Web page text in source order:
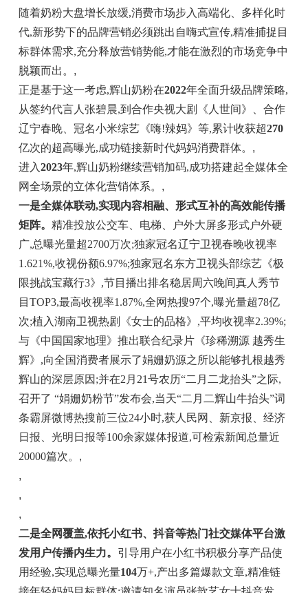
随着奶粉大盘增长放缓,消费市场步入高端化、多样化时
代,新形势下的品牌营销必须跳出自嗨式宣传,精准捕捉目
标群体需求,充分释放营销势能,才能在激烈的市场竞争中
脱颖而出。 ,
正是基于这一考虑,辉山奶粉在2022年全面升级品牌策略,
从签约代言人张碧晨,到合作央视大剧《人世间》、合作
辽宁春晚、冠名小米综艺《嗨!辣妈》等,累计收获超270
亿次的超高曝光,成功链接新时代妈妈消费群体。 ,
进入2023年,辉山奶粉继续营销加码,成功搭建起全媒体全
网全场景的立体化营销体系。 ,
一是全媒体联动,实现内容相融、形式互补的高效能传播
矩阵。 精准投放公交车、电梯、户外大屏多形式户外硬
广,总曝光量超2700万次;独家冠名辽宁卫视春晚收视率
1.621%,收视份额6.97%;独家冠名东方卫视头部综艺《极
限挑战宝藏行3》,节目播出排名稳居周六晚间真人秀节
目TOP3,最高收视率1.87%,全网热搜97个,曝光量超78亿
次;植入湖南卫视热剧《女士的品格》,平均收视率2.39%;
与《中国国家地理》推出联合纪录片《珍稀溯源 越秀生
辉》,向全国消费者展示了娟姗奶源之所以能够扎根越秀
辉山的深层原因;并在2月21号农历“二月二龙抬头”之际,
召开了 “娟姗奶粉节”发布会,当天“二月二辉山牛抬头”词
条霸屏微博热搜前三位24小时,获人民网、新京报、经济
日报、光明日报等100余家媒体报道,可检索新闻总量近
20000篇次。 ,
,
,
,
二是全网覆盖,依托小红书、抖音等热门社交媒体平台激
发用户传播内生力。 引导用户在小红书积极分享产品使
用经验,实现总曝光量104万+,产出多篇爆款文章,精准链